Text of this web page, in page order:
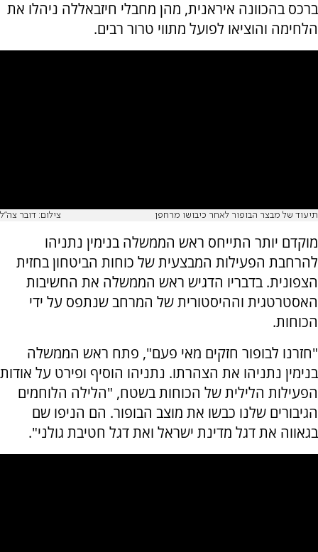
ברכס בהכוונה איראנית, מהן מחבלי חיזבאללה ניהלו את
הלחימה והוציאו לפועל מתווי טרור רבים.
תיעוד של מבצר הבופור לאחר כיבושו מרחפן צילום: דובר צה"ל
מוקדם יותר התייחס ראש הממשלה בנימין נתניהו
להרחבת הפעילות המבצעית של כוחות הביטחון בחזית
הצפונית. בדבריו הדגיש ראש הממשלה את החשיבות
האסטרטגית וההיסטורית של המרחב שנתפס על ידי
הכוחות.
"חזרנו לבופור חזקים מאי פעם", פתח ראש הממשלה
בנימין נתניהו את הצהרתו. נתניהו הוסיף ופירט על אודות
הפעילות הלילית של הכוחות בשטח, "הלילה הלוחמים
הגיבורים שלנו כבשו את מוצב הבופור. הם הניפו שם
בגאווה את דגל מדינת ישראל ואת דגל חטיבת גולני".